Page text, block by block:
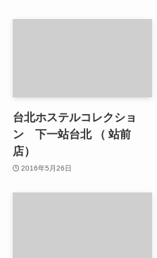
台北ホステルコレクショ
ン 下一站台北 （ 站前
店）
2016年5月26日